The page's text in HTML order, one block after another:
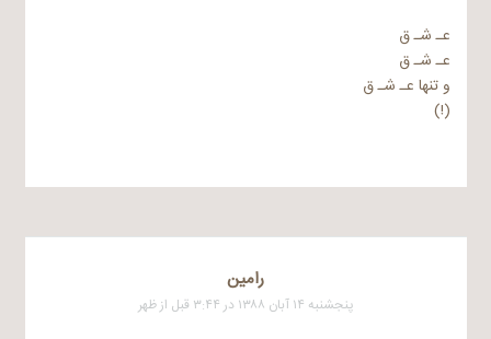
عـ شـ ق
عـ شـ ق
و تنها عـ شـ ق
(!)
رامين
پنجشنبه ۱۴ آبان ۱۳۸۸ در ۳:۴۴ قبل از ظهر